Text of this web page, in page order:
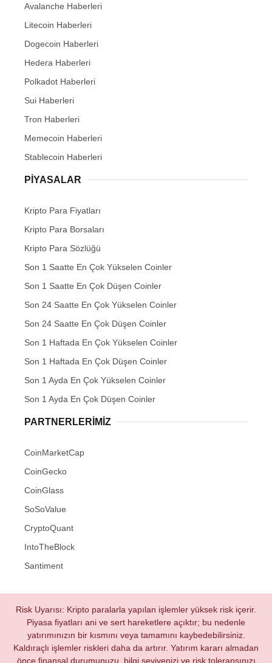
Avalanche Haberleri
Litecoin Haberleri
Dogecoin Haberleri
Hedera Haberleri
Polkadot Haberleri
Sui Haberleri
Tron Haberleri
Memecoin Haberleri
Stablecoin Haberleri
PIYASALAR
Kripto Para Fiyatları
Kripto Para Borsaları
Kripto Para Sözlüğü
Son 1 Saatte En Çok Yükselen Coinler
Son 1 Saatte En Çok Düşen Coinler
Son 24 Saatte En Çok Yükselen Coinler
Son 24 Saatte En Çok Düşen Coinler
Son 1 Haftada En Çok Yükselen Coinler
Son 1 Haftada En Çok Düşen Coinler
Son 1 Ayda En Çok Yükselen Coinler
Son 1 Ayda En Çok Düşen Coinler
PARTNERLERIMIZ
CoinMarketCap
CoinGecko
CoinGlass
SoSoValue
CryptoQuant
IntoTheBlock
Santiment
Risk Uyarısı: Kripto paralarla yapılan işlemler yüksek risk içerir.
Piyasa fiyatları ani ve sert hareketlere açıktır; bu nedenle
yatırımınızın bir kısmını veya tamamını kaybedebilirsiniz.
Kaldıraçlı işlemler riskleri daha da artırır. Yatırım kararı almadan
önce finansal durumunuzu, bilgi seviyenizi ve risk toleransınızı